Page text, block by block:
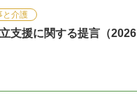
と介護
支援に関する提言（2026